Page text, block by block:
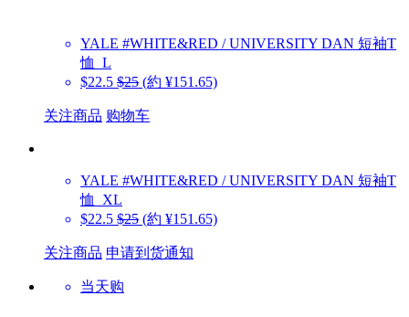
YALE #WHITE&RED / UNIVERSITY DAN 短袖T
恤_L
$22.5 $25 (約 ¥151.65)
关注商品 购物车
YALE #WHITE&RED / UNIVERSITY DAN 短袖T
恤_XL
$22.5 $25 (約 ¥151.65)
关注商品 申请到货通知
当天购